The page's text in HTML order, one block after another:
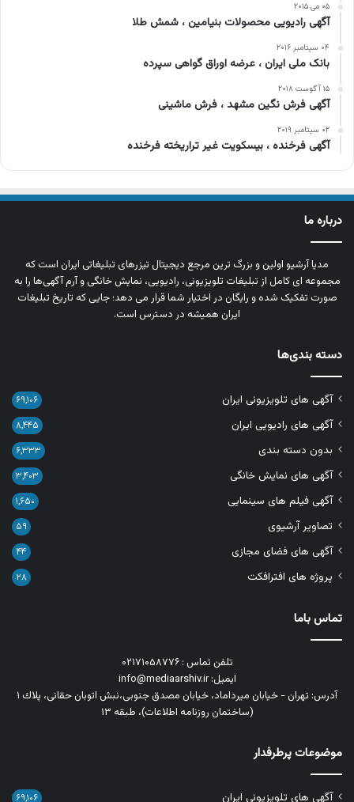
۰۵ می ۲۰۱۵
آگهی رادیویی محصولات بنیامین ، شمش طلا
۰۴ سپتامبر ۲۰۱۶
بانک ملی ایران ، عرضه اوراق گواهی سپرده
۱۵ آگوست ۲۰۱۸
آگهی فرش نگین مشهد ، فرش ماشینی
۰۲ سپتامبر ۲۰۱۹
آگهی فرخنده ، بیسکویت غیر تراریخته فرخنده
درباره ما
مدیا آرشیو اولین و بزرگ‌ ترین مرجع دیجیتال تیزرهای تبلیغاتی ایران است که
مجموعه‌ ای کامل از تبلیغات تلویزیونی، رادیویی، نمایش خانگی و آرم‌ آگهی‌ها را به‌
صورت تفکیک‌ شده و رایگان در اختیار شما قرار می‌ دهد؛ جایی که تاریخ تبلیغات
ایران همیشه در دسترس است.
دسته بندی‌ها
آگهی های تلویزیونی ایران ۶۹,۱۰۶
آگهی های رادیویی ایران ۸,۴۴۵
بدون دسته بندی ۶,۳۳۳
آگهی های نمایش خانگی ۳,۴۰۳
آگهی فیلم های سینمایی ۱,۶۵۰
تصاویر آرشیوی ۵۹
آگهی های فضای مجازی ۴۴
پروژه های افترافکت ۲۸
تماس باما
تلفن تماس : ۰۲۱۷۱۰۵۸۷۷۶
ایمیل: info@mediaarshiv.ir
آدرس: تهران - خیابان میرداماد، خیابان مصدق جنوبی،نبش اتوبان حقانی، پلاك ١
(ساختمان روزنامه اطلاعات)، طبقه ۱۳
موضوعات پرطرفدار
آگهی های تلویزیونی ایران ۶۹,۱۰۶